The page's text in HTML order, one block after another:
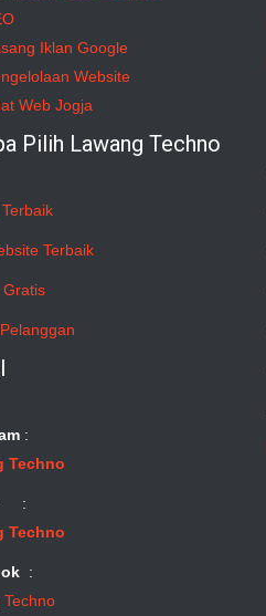
Iklan Google
Website
Web Jogja
Pilih Lawang Techno
Terbaik
Gratis
:
Techno
Techno
: